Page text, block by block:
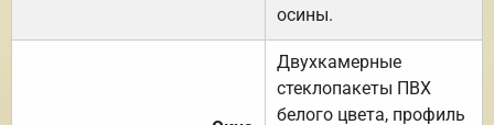
осины.
Двухкамерные
стеклопакеты ПВХ
белого цвета, профиль